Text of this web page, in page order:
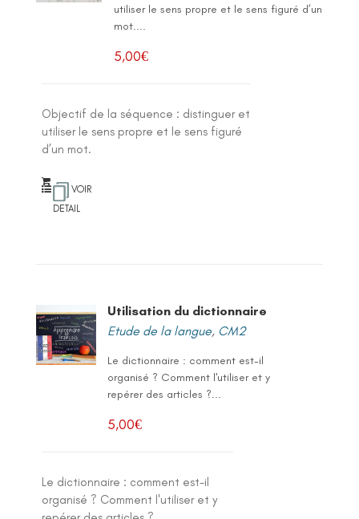
utiliser le sens propre et le sens figuré d’un
mot....
5,00€
Objectif de la séquence : distinguer et
utiliser le sens propre et le sens figuré
d’un mot.
VOIR
DETAIL
Utilisation du dictionnaire
Etude de la langue, CM2
Le dictionnaire : comment est-il
organisé ? Comment l'utiliser et y
repérer des articles ?...
5,00€
Le dictionnaire : comment est-il
organisé ? Comment l'utiliser et y